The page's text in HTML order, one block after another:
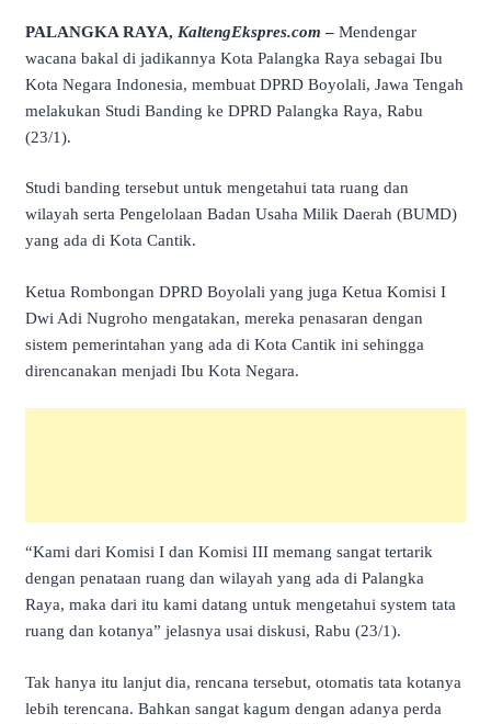
PALANGKA RAYA, KaltengEkspres.com– Mendengar
wacana bakal di jadikannya Kota Palangka Raya sebagai Ibu
Kota Negara Indonesia, membuat DPRD Boyolali, Jawa Tengah
melakukan Studi Banding ke DPRD Palangka Raya, Rabu
(23/1).
Studi banding tersebut untuk mengetahui tata ruang dan
wilayah serta Pengelolaan Badan Usaha Milik Daerah (BUMD)
yang ada di Kota Cantik.
Ketua Rombongan DPRD Boyolali yang juga Ketua Komisi I
Dwi Adi Nugroho mengatakan, mereka penasaran dengan
sistem pemerintahan yang ada di Kota Cantik ini sehingga
direncanakan menjadi Ibu Kota Negara.
“Kami dari Komisi I dan Komisi III memang sangat tertarik
dengan penataan ruang dan wilayah yang ada di Palangka
Raya, maka dari itu kami datang untuk mengetahui system tata
ruang dan kotanya” jelasnya usai diskusi, Rabu (23/1).
Tak hanya itu lanjut dia, rencana tersebut, otomatis tata kotanya
lebih terencana. Bahkan sangat kagum dengan adanya perda